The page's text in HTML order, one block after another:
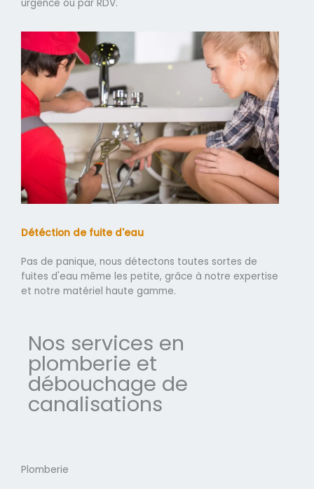
urgence ou par RDV.
Détéction de fuite d'eau
Pas de panique, nous détectons toutes sortes de
fuites d'eau même les petite, grâce à notre expertise
et notre matériel haute gamme.
Nos services en
plomberie et
débouchage de
canalisations
Plomberie